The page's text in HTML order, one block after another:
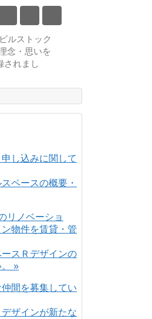
ルストック
念・思いを
されまし
ペースの概要・
スＲデザインの
»
ザインが新たな